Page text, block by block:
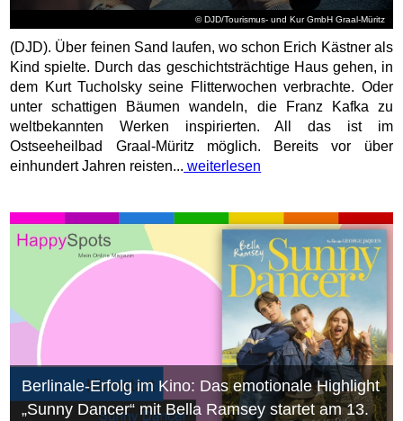
© DJD/Tourismus- und Kur GmbH Graal-Müritz
(DJD). Über feinen Sand laufen, wo schon Erich Kästner als
Kind spielte. Durch das geschichtsträchtige Haus gehen, in
dem Kurt Tucholsky seine Flitterwochen verbrachte. Oder
unter schattigen Bäumen wandeln, die Franz Kafka zu
weltbekannten Werken inspirierten. All das ist im
Ostseeheilbad Graal-Müritz möglich. Bereits vor über
einhundert Jahren reisten... weiterlesen
Berlinale-Erfolg im Kino: Das emotionale Highlight
„Sunny Dancer“ mit Bella Ramsey startet am 13.